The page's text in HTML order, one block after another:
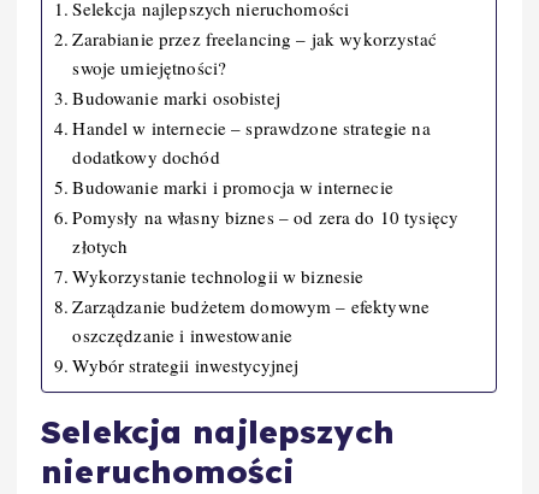
Selekcja najlepszych nieruchomości
Zarabianie przez freelancing – jak wykorzystać
swoje umiejętności?
Budowanie marki osobistej
Handel w internecie – sprawdzone strategie na
dodatkowy dochód
Budowanie marki i promocja w internecie
Pomysły na własny biznes – od zera do 10 tysięcy
złotych
Wykorzystanie technologii w biznesie
Zarządzanie budżetem domowym – efektywne
oszczędzanie i inwestowanie
Wybór strategii inwestycyjnej
Selekcja najlepszych
nieruchomości